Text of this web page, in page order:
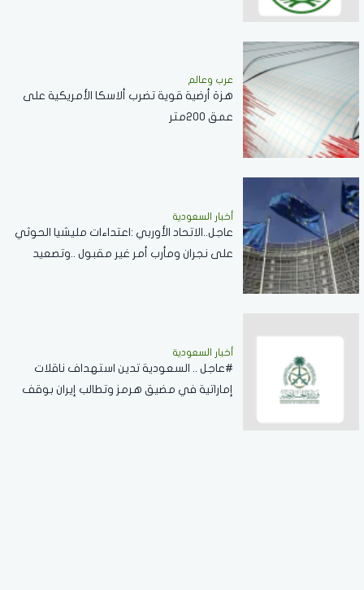
عرب وعالم
هزة أرضية قوية تضرب ألاسكا الأمريكية على
عمق 200متر
أخبار السعودية
عاجل..الاتحاد الأوربي :اعتداءات مليشيا الحوثي
على نجران ومأرب أمر غير مقبول ..وتصعيد
أخبار السعودية
#عاجل .. السعودية تدين استهداف ناقلات
إماراتية في مضيق هرمز وتطالب إيران بوقف